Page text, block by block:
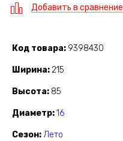
Добавить в сравнение
Код товара 9398430
Ширина 215
Высота 85
Диаметр 16
Сезон Лето